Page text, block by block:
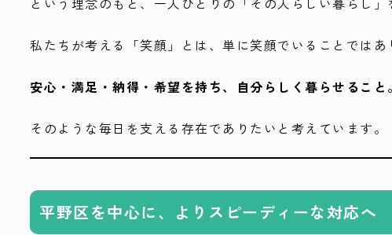
私たちが考える「笑顔」とは、単に笑顔でいることではあ
安心・満足・納得・希望を持ち、自分らしく暮らせること。
そのような毎日を支える存在でありたいと考えています。
平野区を中心に、よりスピーディーな対応へ